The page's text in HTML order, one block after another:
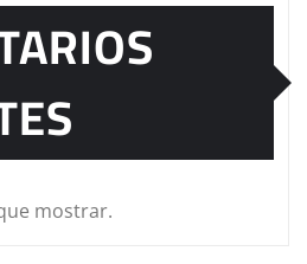
mostrar.